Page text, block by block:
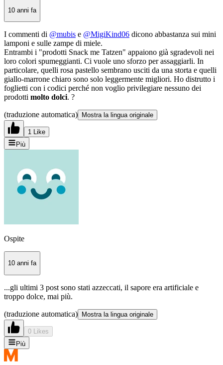
10 anni fa
I commenti di @mubis e @MigiKind06 dicono abbastanza sui mini
lamponi e sulle zampe di miele.
Entrambi i "prodotti Snack me Tatzen" appaiono già sgradevoli nei
loro colori spumeggianti. Ci vuole uno sforzo per assaggiarli. In
particolare, quelli rosa pastello sembrano usciti da una storta e quelli
giallo-marrone chiaro sono solo leggermente migliori. Ho distrutto i
foglietti con i codici perché non voglio privilegiare nessuno dei
prodotti molto dolci. ?
(traduzione automatica) Mostra la lingua originale
1 Like
Più
Ospite
10 anni fa
...gli ultimi 3 post sono stati azzeccati, il sapore era artificiale e
troppo dolce, mai più.
(traduzione automatica) Mostra la lingua originale
0 Likes
Più